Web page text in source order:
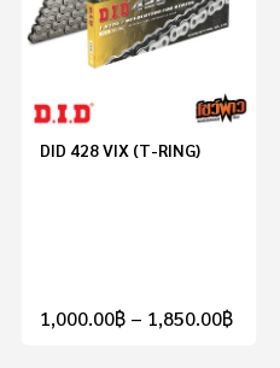
DID 428 VIX (T-RING)
1,000.00฿ – 1,850.00฿